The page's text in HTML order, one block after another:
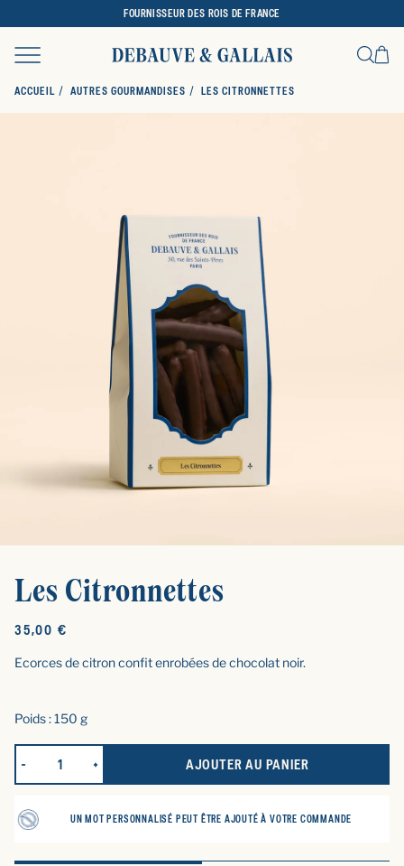
FOURNISSEUR DES ROIS DE FRANCE
ACCUEIL AUTRES GOURMANDISES LES CITRONNETTES
Les Citronnettes
Prix
35,00 €
Ecorces de citron confit enrobées de chocolat noir.
Poids : 150 g
RÉDUIRE LA QUANTITÉ POUR LES CITRONNETTES
AUGMENTER LA QUANTITÉ POUR LES
AJOUTER AU PANIER
UN MOT PERSONNALISÉ PEUT ÊTRE AJOUTÉ À VOTRE COMMANDE